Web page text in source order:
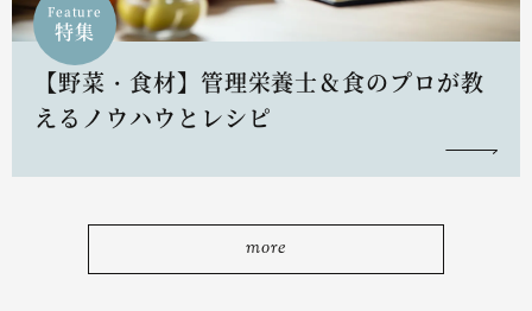
Feature
特集
【野菜・食材】管理栄養士＆食のプロが教
えるノウハウとレシピ
more